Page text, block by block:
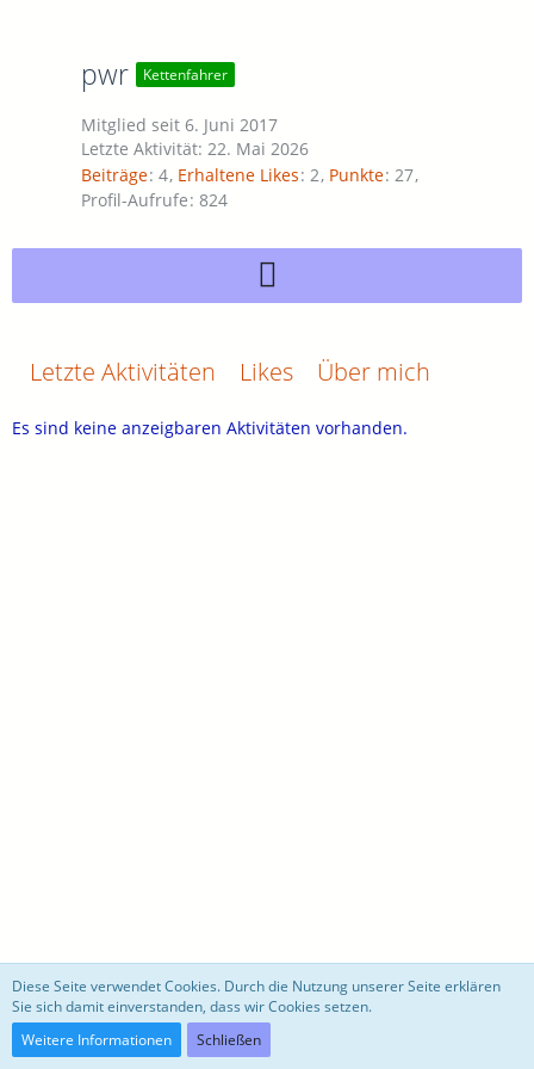
pwr Kettenfahrer
Mitglied seit 6. Juni 2017
Letzte Aktivität: 22. Mai 2026
Beiträge 4 Erhaltene Likes 2 Punkte 27
Profil-Aufrufe 824
Letzte Aktivitäten Likes Über mich
Es sind keine anzeigbaren Aktivitäten vorhanden.
motoblog
Community-Software:
Diese Seite verwendet Cookies. Durch die Nutzung unserer Seite erklären
Sie sich damit einverstanden, dass wir Cookies setzen.
Weitere Informationen
Schließen